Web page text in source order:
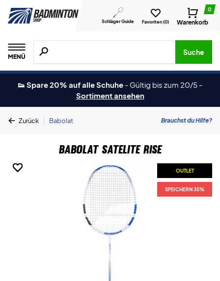
Schläger Guide Favoriten (0)
0
Warenkorb
MENÜ
Suche nach Produkten, Marken usw.
Suche
👟 Spare 20% auf alle Schuhe - Gültig bis zum 20/5 -
Sortiment ansehen
Zurück | Babolat Brauchst du Hilfe?
Babolat Satelite Rise
OUTLET
SPEICHERN 35%
OUTLET
SPEICHERN 35%
OUTLET
SPEICHERN 35%
OUTLET
SPEICHERN 35%
OUTLET
SPEICHERN 35%
OUTLET
SPEICHERN 35%